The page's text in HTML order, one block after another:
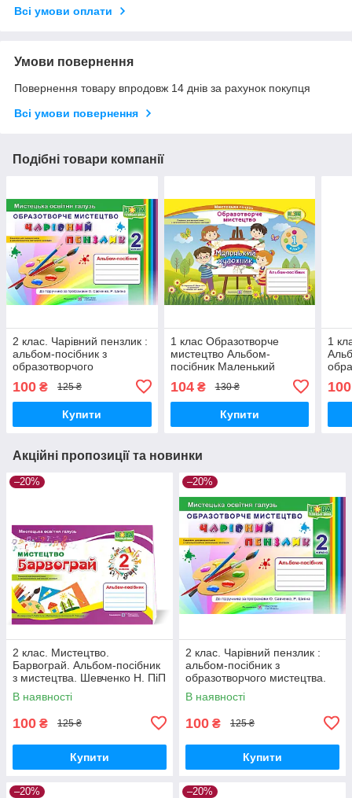
Всі умови оплати
Умови повернення
Повернення товару впродовж 14 днів за рахунок покупця
Всі умови повернення
Подібні товари компанії
2 клас. Чарівний пензлик :
альбом-посібник з
образотворчого
Бровченко А. ПіП
100 ₴ 125 ₴
Купити
1 клас Образотворче
мистецтво Альбом-
посібник Маленький
Чернявська Т. ПІП
104₴ 130 ₴
Купити
1
100
Акційні пропозиції та новинки
–20%
2 клас. Мистецтво.
Барвограй. Альбом-посібник
з мистецтва. Шевченко Н. ПіП
В наявності
100 ₴ 125 ₴
Купити
–20%
2 клас. Чарівний пензлик :
альбом-посібник з
образотворчого мистецтва.
Копитіна Н., Бровченко А. ПіП
В наявності
100 ₴ 125 ₴
Купити
–20% –20%